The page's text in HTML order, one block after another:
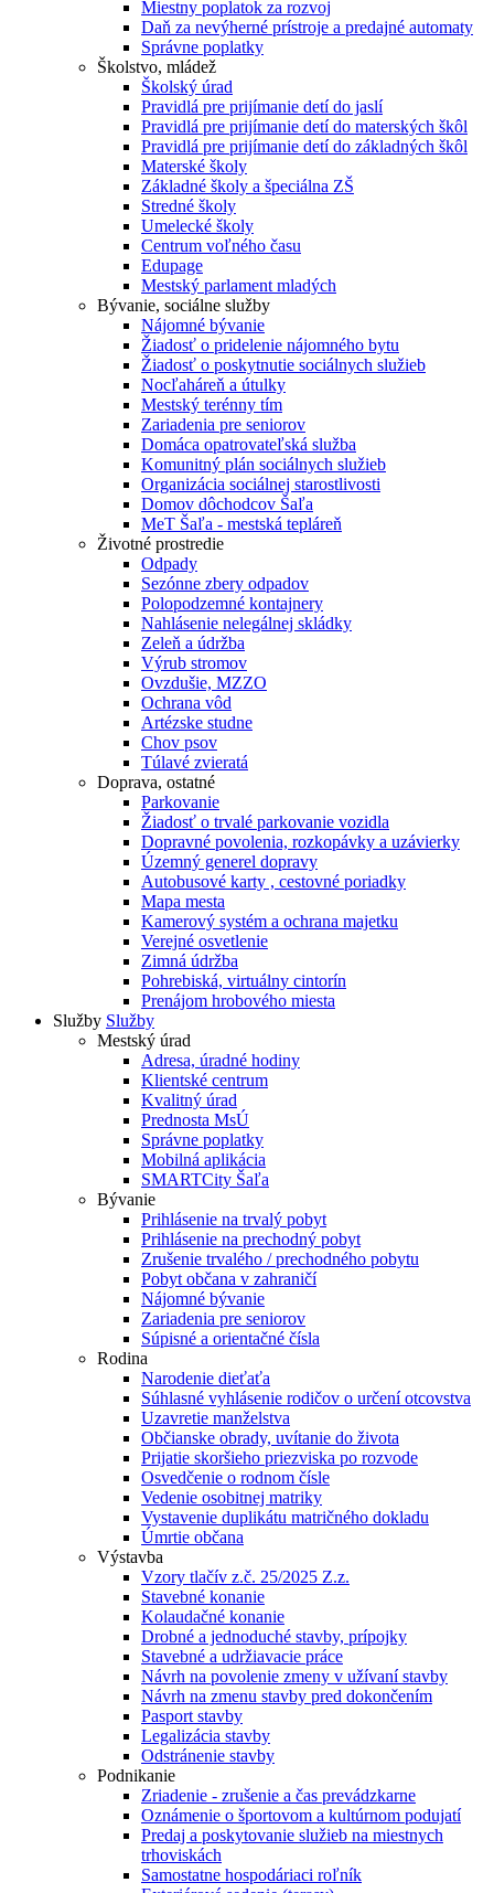
Miestny poplatok za rozvoj
Daň za nevýherné prístroje a predajné automaty
Správne poplatky
Školstvo, mládež
Školský úrad
Pravidlá pre prijímanie detí do jaslí
Pravidlá pre prijímanie detí do materských škôl
Pravidlá pre prijímanie detí do základných škôl
Materské školy
Základné školy a špeciálna ZŠ
Stredné školy
Umelecké školy
Centrum voľného času
Edupage
Mestský parlament mladých
Bývanie, sociálne služby
Nájomné bývanie
Žiadosť o pridelenie nájomného bytu
Žiadosť o poskytnutie sociálnych služieb
Nocľaháreň a útulky
Mestský terénny tím
Zariadenia pre seniorov
Domáca opatrovateľská služba
Komunitný plán sociálnych služieb
Organizácia sociálnej starostlivosti
Domov dôchodcov Šaľa
MeT Šaľa - mestská tepláreň
Životné prostredie
Odpady
Sezónne zbery odpadov
Polopodzemné kontajnery
Nahlásenie nelegálnej skládky
Zeleň a údržba
Výrub stromov
Ovzdušie, MZZO
Ochrana vôd
Artézske studne
Chov psov
Túlavé zvieratá
Doprava, ostatné
Parkovanie
Žiadosť o trvalé parkovanie vozidla
Dopravné povolenia, rozkopávky a uzávierky
Územný generel dopravy
Autobusové karty , cestovné poriadky
Mapa mesta
Kamerový systém a ochrana majetku
Verejné osvetlenie
Zimná údržba
Pohrebiská, virtuálny cintorín
Prenájom hrobového miesta
Služby Služby
Mestský úrad
Adresa, úradné hodiny
Klientské centrum
Kvalitný úrad
Prednosta MsÚ
Správne poplatky
Mobilná aplikácia
SMARTCity Šaľa
Bývanie
Prihlásenie na trvalý pobyt
Prihlásenie na prechodný pobyt
Zrušenie trvalého / prechodného pobytu
Pobyt občana v zahraničí
Nájomné bývanie
Zariadenia pre seniorov
Súpisné a orientačné čísla
Rodina
Narodenie dieťaťa
Súhlasné vyhlásenie rodičov o určení otcovstva
Uzavretie manželstva
Občianske obrady, uvítanie do života
Prijatie skoršieho priezviska po rozvode
Osvedčenie o rodnom čísle
Vedenie osobitnej matriky
Vystavenie duplikátu matričného dokladu
Úmrtie občana
Výstavba
Vzory tlačív z.č. 25/2025 Z.z.
Stavebné konanie
Kolaudačné konanie
Drobné a jednoduché stavby, prípojky
Stavebné a udržiavacie práce
Návrh na povolenie zmeny v užívaní stavby
Návrh na zmenu stavby pred dokončením
Pasport stavby
Legalizácia stavby
Odstránenie stavby
Podnikanie
Zriadenie - zrušenie a čas prevádzkarne
Oznámenie o športovom a kultúrnom podujatí
Predaj a poskytovanie služieb na miestnych
trhoviskách
Samostatne hospodáriaci roľník